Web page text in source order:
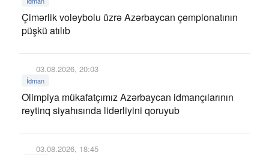
Çimərlik voleybolu üzrə Azərbaycan çempionatının
püşkü atılıb
03.08.2026, 20:03
İdman
Olimpiya mükafatçımız Azərbaycan idmançılarının
reytinq siyahısında liderliyini qoruyub
03.08.2026, 18:45